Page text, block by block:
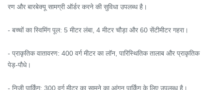
रण और बारबेक्यू सामग्री ऑर्डर करने की सुविधा उपलब्ध है।
- बच्चों का स्विमिंग पूल: 5 मीटर लंबा, 4 मीटर चौड़ा और 60 सेंटीमीटर गहरा।
- प्राकृतिक वातावरण: 400 वर्ग मीटर का लॉन, पारिस्थितिक तालाब और प्राकृतिक
पेड़-पौधे।
- निजी पार्किंग: 300 वर्ग मीटर का सामने का आंगन पार्किंग के लिए उपलब्ध है।